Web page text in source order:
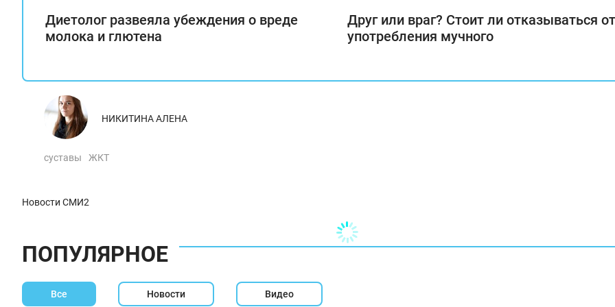
Диетолог развеяла убеждения о вреде
молока и глютена
Друг или враг? Стоит ли отказываться от
употребления мучного
НИКИТИНА АЛЕНА
суставы ЖКТ
Новости СМИ2
ПОПУЛЯРНОЕ
Все Новости Видео